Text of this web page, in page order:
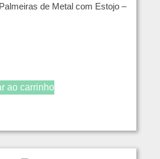
de Metal com Estojo –
ao carrinho